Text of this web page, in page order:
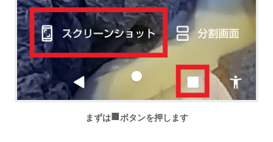
まずは■ボタンを押します